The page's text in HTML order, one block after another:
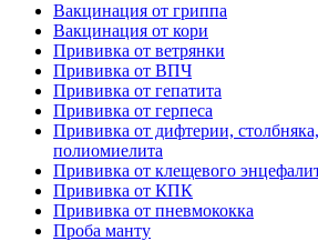
Вакцинация от гриппа
Вакцинация от кори
Прививка от ветрянки
Прививка от ВПЧ
Прививка от гепатита
Прививка от герпеса
Прививка от дифтерии,
полиомиелита
Прививка от клещевого
Прививка от КПК
Прививка от пневмококка
Проба манту